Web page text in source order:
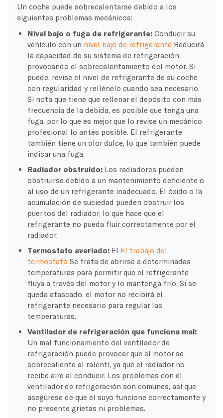
Un coche puede sobrecalentarse debido a los
siguientes problemas mecánicos:
Nivel bajo o fuga de refrigerante: Conducir su
vehículo con un nivel bajo de refrigerante Reducirá
la capacidad de su sistema de refrigeración,
provocando el sobrecalentamiento del motor. Si
puede, revise el nivel de refrigerante de su coche
con regularidad y rellénelo cuando sea necesario.
Si nota que tiene que rellenar el depósito con más
frecuencia de la debida, es posible que tenga una
fuga, por lo que es mejor que lo revise un mecánico
profesional lo antes posible. El refrigerante
también tiene un olor dulce, lo que también puede
indicar una fuga.
Radiador obstruido: Los radiadores pueden
obstruirse debido a un mantenimiento deficiente o
al uso de un refrigerante inadecuado. El óxido o la
acumulación de suciedad pueden obstruir los
puertos del radiador, lo que hace que el
refrigerante no pueda fluir correctamente por el
radiador.
Termostato averiado: El El trabajo del
termostato Se trata de abrirse a determinadas
temperaturas para permitir que el refrigerante
fluya a través del motor y lo mantenga frío. Si se
queda atascado, el motor no recibirá el
refrigerante necesario para regular las
temperaturas.
Ventilador de refrigeración que funciona mal:
Un mal funcionamiento del ventilador de
refrigeración puede provocar que el motor se
sobrecaliente al ralentí, ya que el radiador no
recibe aire al conducir. Los problemas con el
ventilador de refrigeración son comunes, así que
asegúrese de que el suyo funcione correctamente y
no presente grietas ni problemas.